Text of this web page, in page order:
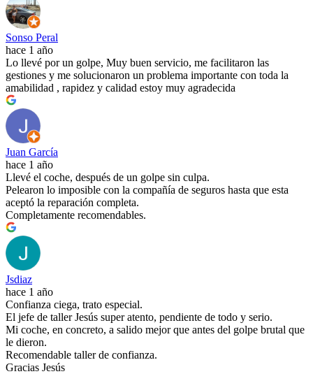
Sonso Peral
hace 1 año
Lo llevé por un golpe, Muy buen servicio, me facilitaron las
gestiones y me solucionaron un problema importante con toda la
amabilidad , rapidez y calidad estoy muy agradecida
Juan García
hace 1 año
Llevé el coche, después de un golpe sin culpa.
Pelearon lo imposible con la compañía de seguros hasta que esta
aceptó la reparación completa.
Completamente recomendables.
Jsdiaz
hace 1 año
Confianza ciega, trato especial.
El jefe de taller Jesús super atento, pendiente de todo y serio.
Mi coche, en concreto, a salido mejor que antes del golpe brutal que
le dieron.
Recomendable taller de confianza.
Gracias Jesús